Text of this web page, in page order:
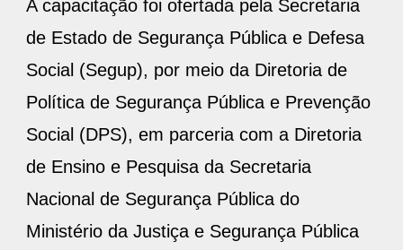
A capacitação foi ofertada pela Secretaria
de Estado de Segurança Pública e Defesa
Social (Segup), por meio da Diretoria de
Política de Segurança Pública e Prevenção
Social (DPS), em parceria com a Diretoria
de Ensino e Pesquisa da Secretaria
Nacional de Segurança Pública do
Ministério da Justiça e Segurança Pública